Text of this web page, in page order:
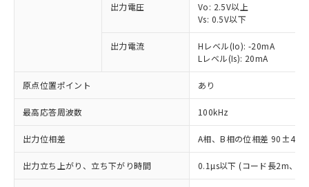
出力電圧
Vo: 2.5V以上
Vs: 0.5V以下
出力電流
Hレベル(Io): -20mA
Lレベル(Is): 20mA
原点位置ポイント あり
最高応答周波数 100kHz
出力位相差 A相、B相の位相差
出力立ち上がり、立ち下がり時間 0.1µs以下 (コード長2m、